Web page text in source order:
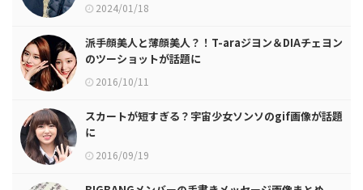
2024/01/18
派手顔美人と薄顔美人？！T-araジヨン＆DIAチェヨン
のツーショットが話題に
2016/10/11
スカートが短すぎる？宇宙少女ソンソのgif画像が話題
に
2016/09/19